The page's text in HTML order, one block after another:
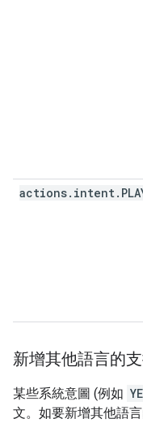
actions. intent .
新增其他語言的
某些系統意圖 (例如
文。如要新增其他語